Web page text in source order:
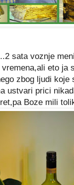
sata voznje
eto ja
zbog ljudi koje
ustvari prici
Boze mili